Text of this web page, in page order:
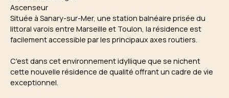
Ascenseur
Située à Sanary-sur-Mer, une station balnéaire prisée du
littoral varois entre Marseille et Toulon, la résidence est
facilement accessible par les principaux axes routiers.
C'est dans cet environnement idyllique que se nichent
cette nouvelle résidence de qualité offrant un cadre de vie
exceptionnel.